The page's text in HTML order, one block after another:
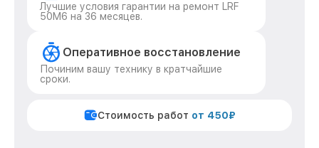
Лучшие условия гарантии на ремонт LRF
50M6 на 36 месяцев.
Оперативное восстановление
Починим вашу технику в кратчайшие
сроки.
Стоимость работ от 450₽